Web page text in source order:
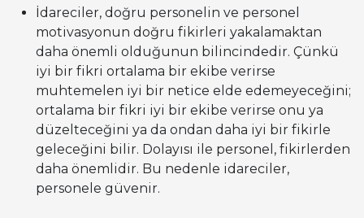
İdareciler, doğru personelin ve personel
motivasyonun doğru fikirleri yakalamaktan
daha önemli olduğunun bilincindedir. Çünkü
iyi bir fikri ortalama bir ekibe verirse
muhtemelen iyi bir netice elde edemeyeceğini;
ortalama bir fikri iyi bir ekibe verirse onu ya
düzelteceğini ya da ondan daha iyi bir fikirle
geleceğini bilir. Dolayısı ile personel, fikirlerden
daha önemlidir. Bu nedenle idareciler,
personele güvenir.